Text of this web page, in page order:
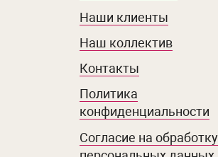
Наши клиенты
Наш коллектив
Контакты
Политика
конфиденциальности
Согласие на обработку